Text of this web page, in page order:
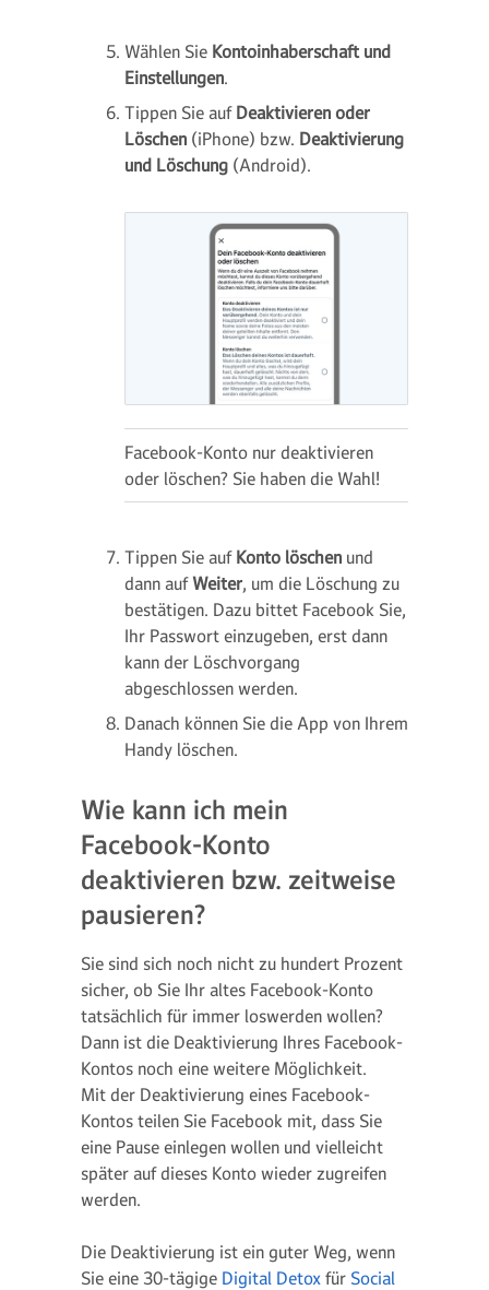
Wählen Sie Kontoinhaberschaft und
Einstellungen.
Tippen Sie auf Deaktivieren oder
Löschen (iPhone) bzw. Deaktivierung
und Löschung (Android).
Facebook-Konto nur deaktivieren
oder löschen? Sie haben die Wahl!
Tippen Sie auf Konto löschen und
dann auf Weiter, um die Löschung zu
bestätigen. Dazu bittet Facebook Sie,
Ihr Passwort einzugeben, erst dann
kann der Löschvorgang
abgeschlossen werden.
Danach können Sie die App von Ihrem
Handy löschen.
Wie kann ich mein
Facebook-Konto
deaktivieren bzw. zeitweise
pausieren?
Sie sind sich noch nicht zu hundert Prozent
sicher, ob Sie Ihr altes Facebook-Konto
tatsächlich für immer loswerden wollen?
Dann ist die Deaktivierung Ihres Facebook-
Kontos noch eine weitere Möglichkeit.
Mit der Deaktivierung eines Facebook-
Kontos teilen Sie Facebook mit, dass Sie
eine Pause einlegen wollen und vielleicht
später auf dieses Konto wieder zugreifen
werden.
Die Deaktivierung ist ein guter Weg, wenn
Sie eine 30-tägige Digital Detox für Social